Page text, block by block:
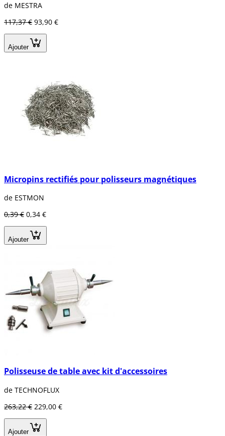
de MESTRA
117,37 € 93,90 €
Ajouter
Micropins rectifiés pour polisseurs magnétiques
de ESTMON
0,39 € 0,34 €
Ajouter
Polisseuse de table avec kit d'accessoires
de TECHNOFLUX
263,22 € 229,00 €
Ajouter